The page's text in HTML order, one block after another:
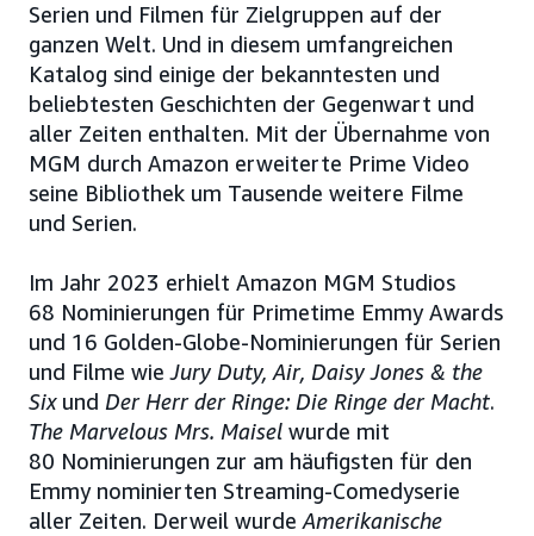
Serien und Filmen für Zielgruppen auf der
ganzen Welt. Und in diesem umfangreichen
Katalog sind einige der bekanntesten und
beliebtesten Geschichten der Gegenwart und
aller Zeiten enthalten. Mit der Übernahme von
MGM durch Amazon erweiterte Prime Video
seine Bibliothek um Tausende weitere Filme
und Serien.
Im Jahr 2023 erhielt Amazon MGM Studios
68 Nominierungen für Primetime Emmy Awards
und 16 Golden-Globe-Nominierungen für Serien
und Filme wieJury Duty, Air, Daisy Jones & the
Sixund Der Herr der Ringe: Die Ringe der Macht.
The Marvelous Mrs. Maisel wurde mit
80 Nominierungen zur am häufigsten für den
Emmy nominierten Streaming-Comedyserie
aller Zeiten. Derweil wurde Amerikanische